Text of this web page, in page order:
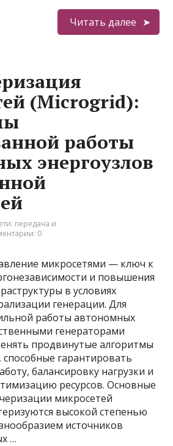
Читать далее
(Microgrid):
работы
энергоузлов
передача и
0
микросетями — ключ к
и повышения
в условиях
генерации. Для
работы автономных
генераторами
продвинутые алгоритмы
гарантировать
балансировку нагрузки и
ресурсов. Основные
микросетей
высокой степенью
источников
…